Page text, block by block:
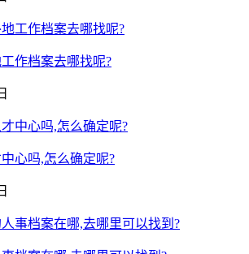
作档案去哪找呢?
心吗,怎么确定呢?